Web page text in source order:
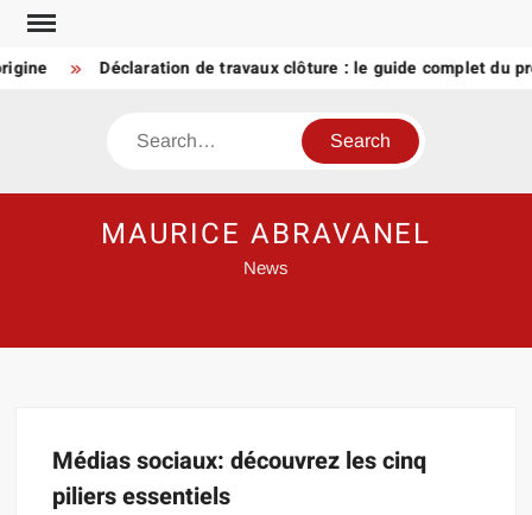
Skip
content
Déclaration de travaux clôture : le guide complet du
Search
MAURICE ABRAVANEL
News
Médias sociaux: découvrez les cinq
piliers essentiels